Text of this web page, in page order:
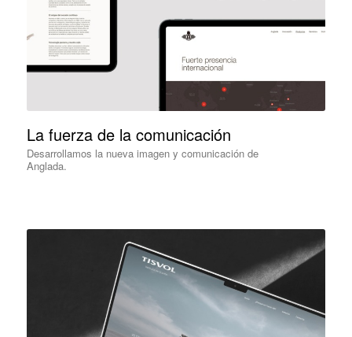
La fuerza de la comunicación
Desarrollamos la nueva imagen y comunicación de
Anglada.